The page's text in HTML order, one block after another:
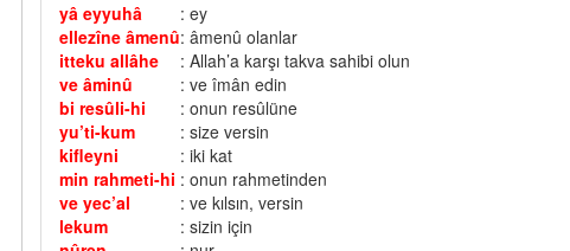
yâ eyyuhâ
: ey
ellezîne âmenû: âmenû olanlar
itteku allâhe
: Allah’a karşı takva sahibi olun
ve âminû
: ve îmân edin
bi resûli-hi
: onun resûlüne
yu’ti-kum
: size versin
kifleyni
: iki kat
min rahmeti-hi : onun rahmetinden
ve yec’al
: ve kılsın, versin
lekum
: sizin için